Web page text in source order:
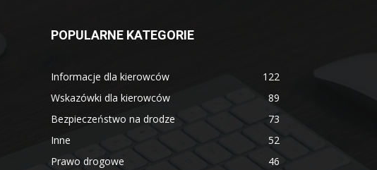
POPULARNE KATEGORIE
Informacje dla kierowców
122
Wskazówki dla kierowców
89
Bezpieczeństwo na drodze
73
Inne
52
Prawo drogowe
46